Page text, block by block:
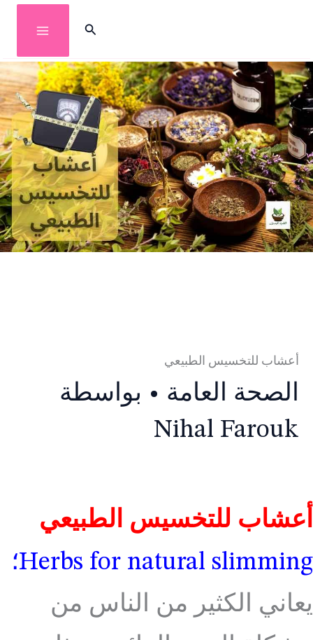
إلى
المحتوى
البحث
أعشاب للتخسيس الطبيعي
الصحة العامة • بواسطة
Nihal Farouk
أعشاب للتخسيس الطبيعي
Herbs for natural slimming؛
يعاني الكثير من الناس من